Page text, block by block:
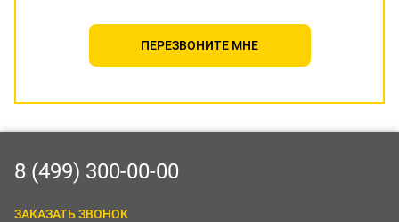
ПЕРЕЗВОНИТЕ МНЕ
8 (499) 300-00-00
ЗАКАЗАТЬ ЗВОНОК